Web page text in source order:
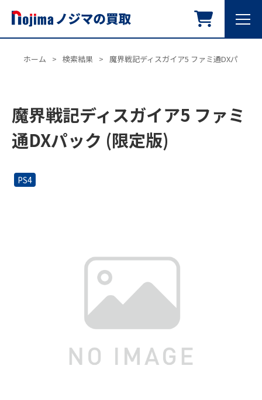
ホーム > 検索結果 > 魔界戦記ディスガイア5 ファミ通DXパック (
魔界戦記ディスガイア5 ファミ
通DXパック (限定版)
PS4